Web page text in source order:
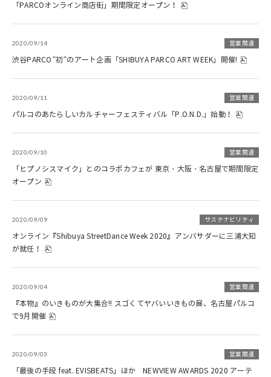
「PARCOオンライン商店街」期間限定オープン！
2020/09/14 営業関連
渋谷PARCO”初”のアート企画「SHIBUYA PARCO ART WEEK」開催!
2020/09/11 営業関連
パルコのあたらしいカルチャーフェスティバル「P.O.N.D.」始動！
2020/09/10 営業関連
「ヒプノシスマイク」とのコラボカフェが 東京・大阪・名古屋で期間限定
オープン
2020/09/09 サステナビリティ
オンライン『Shibuya StreetDance Week 2020』アンバサダーに三浦大知
が就任！
2020/09/04 営業関連
『本物』のいきものが大集合!! スゴくてヤバいいきもの展、名古屋パルコ
で9月開催
2020/09/03 営業関連
「最後の手段 feat. EVISBEATS」ほか NEWVIEW AWARDS 2020 アーテ